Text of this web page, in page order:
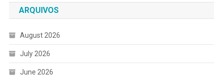
ARQUIVOS
August 2026
July 2026
June 2026